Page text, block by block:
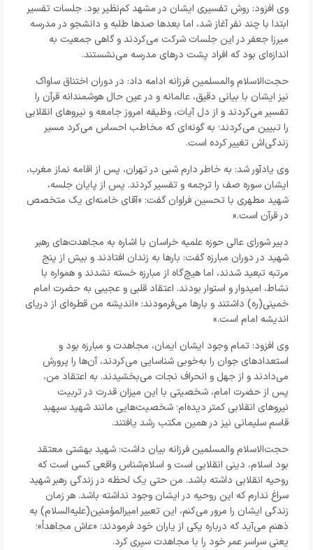
وی افزود: روش تفسیری ایشان در مشهد کم‌نظیر بود. جلسات تفسیر
ابتدا با چند نفر آغاز شد، اما بعدها صدها طلبه و دانشجو در مدرسه
میرزا جعفر در این جلسات شرکت می‌کردند و گاهی جمعیت به
اندازه‌ای بود که افراد پشت درهای مدرسه می‌نشستند.
حجت‌الاسلام والمسلمین فرزانه ادامه داد: در دوران اختناق ساواک
نیز ایشان با بیانی دقیق، عالمانه و در عین حال هوشمندانه قرآن را
تفسیر می‌کردند و از دل آیات، وظیفه امروز جامعه و نیروهای انقلابی
را تبیین می‌کردند؛ به گونه‌ای که مخاطب احساس می‌کرد مسیر
زندگی‌اش تغییر کرده است.
وی یادآور شد: به خاطر دارم شبی در تهران، پس از اقامه نماز مغرب،
ایشان سوره صف را ترجمه و تفسیر کردند. پس از پایان جلسه،
شهید مطهری با تحسین فراوان گفت: «آقای خامنه‌ای یک متخصص
در قرآن است.»
دبیر شورای عالی حوزه علمیه خراسان با اشاره به مجاهدت‌های رهبر
شهید در دوران مبارزه گفت: بارها به زندان افتادند و بیش از پنج
مرتبه تبعید شدند، اما هیچ‌گاه از مبارزه خسته نشدند و همواره با
نشاط، امیدوار و استوار بودند. اعتقاد قلبی و عجیبی به حضرت امام
خمینی(ره) داشتند و بارها می‌فرمودند: «اندیشه من قطره‌ای از دریای
اندیشه امام است.»
وی افزود: تمام وجود ایشان ایمان، مجاهدت و مبارزه بود و
استعدادهای جوان را به‌خوبی شناسایی می‌کردند، آن‌ها را پرورش
می‌دادند و از جهل و انحراف نجات می‌بخشیدند. به اعتقاد من،
پس از حضرت امام، شخصیتی با این میزان قدرت در تربیت
نیروهای انقلابی کمتر دیده‌ام؛ شخصیت‌هایی مانند شهید سپهبد
قاسم سلیمانی نیز در همین مکتب رشد یافتند.
حجت‌الاسلام والمسلمین فرزانه بیان داشت: شهید بهشتی معتقد
بود اسلام، دینی انقلابی است و اسلام‌شناس واقعی کسی است که
روحیه انقلابی داشته باشد. من حتی یک لحظه در زندگی رهبر شهید
سراغ ندارم که این روحیه در ایشان وجود نداشته باشد. هر زمان
زندگی ایشان را مرور می‌کنم، این تعبیر امیرالمؤمنین(علیه‌السلام) به
ذهنم می‌آید که درباره یکی از یاران خود فرمودند: «عاش مجاهداً»؛
یعنی سراسر عمر خود را با مجاهدت سپری کرد.